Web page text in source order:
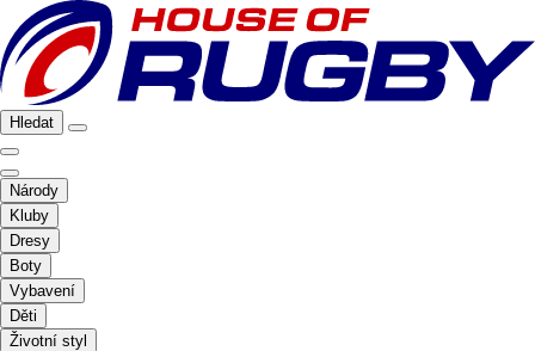
Hledat
Národy
Kluby
Dresy
Boty
Vybavení
Děti
Životní styl